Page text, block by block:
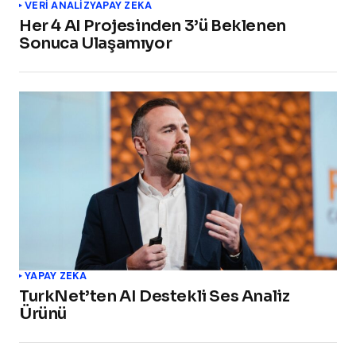
VERI ANALIZYAPAY ZEKA
Her 4 AI Projesinden 3’ü Beklenen
Sonuca Ulaşamıyor
YAPAY ZEKA
TurkNet’ten AI Destekli Ses Analiz
Ürünü